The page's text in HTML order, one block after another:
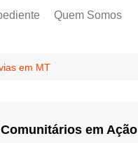
Quem Somos
em MT
Comunitários em Ação